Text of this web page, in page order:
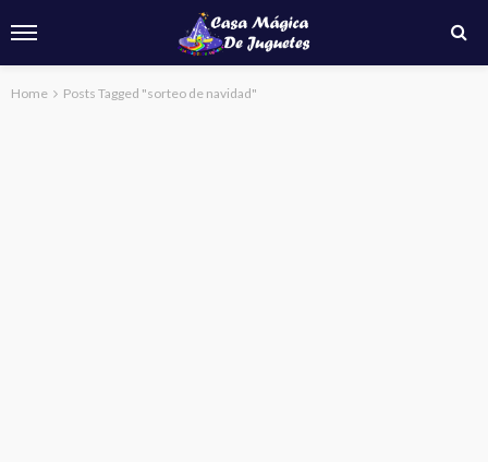
Home Posts Tagged "sorteo de navidad"